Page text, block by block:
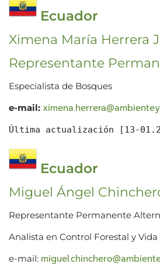
Ecuador
Ximena María Herrera
Representante
Especialista de Bosques
e-mail:
Última actualización [13-
Ecuador
Miguel Ángel
Representante Permanente
Analista en Control Forestal y Vida
e-mail: